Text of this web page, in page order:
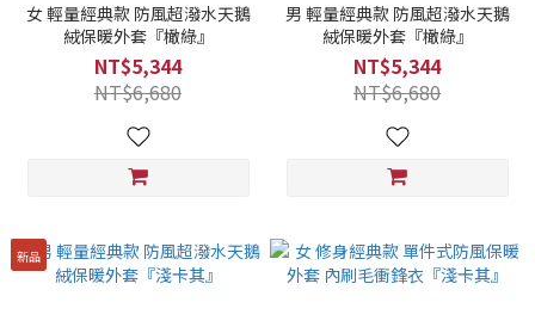
女 輕量經典款 防風超潑水天鵝
絨保暖外套『橄綠』
NT$5,344
NT$6,680
男 輕量經典款 防風超潑水天鵝
絨保暖外套『橄綠』
NT$5,344
NT$6,680
新品